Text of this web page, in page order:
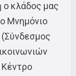
κλάδος μας
Μνημόνιο